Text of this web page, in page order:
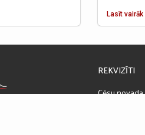
Lasīt vairāk
REKVIZĪTI
Cēsu